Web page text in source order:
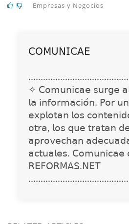
Empresas y Negocios
𝖢𝖮𝖬𝖴𝖭𝖨𝖢𝖠𝖤
✧ 𝖢𝗈𝗆𝗎𝗇𝗂𝖼𝖺𝖾 𝗌𝗎𝗋𝗀𝖾 𝖺𝗅
𝗅𝖺 𝗂𝗇𝖿𝗈𝗋𝗆𝖺𝖼𝗂𝗈́𝗇. 𝖯𝗈𝗋
𝖾𝗑𝗉𝗅𝗈𝗍𝖺𝗇 𝗅𝗈𝗌
𝗈𝗍𝗋𝖺, 𝗅𝗈𝗌 𝗊𝗎𝖾 𝗍𝗋𝖺𝗍𝖺𝗇
𝖺𝗉𝗋𝗈𝗏𝖾𝖼𝗁𝖺𝗇
𝖺𝖼𝗍𝗎𝖺𝗅𝖾𝗌.
𝖱𝖤𝖥𝖮𝖱𝖬𝖠𝖲.𝖭𝖤𝖳